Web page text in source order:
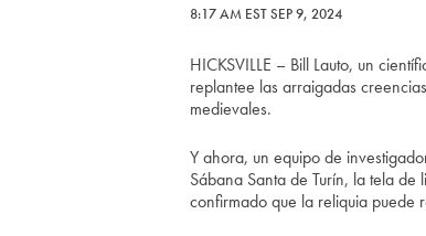
8:17 AM EST SEP 9, 2024
HICKSVILLE – Bill Lauto, un
replantee las arraigadas
medievales.
Y ahora, un equipo de
Sábana Santa de Turín, la tela
confirmado que la reliquia puede